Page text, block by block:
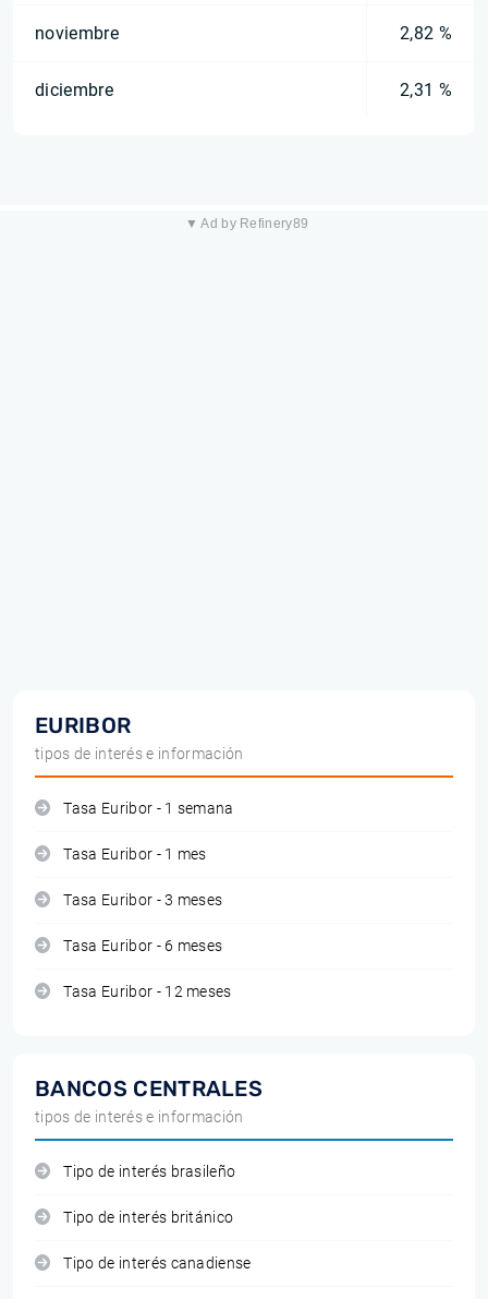
noviembre 2,82 %
diciembre 2,31 %
▼ Ad by Refinery89
EURIBOR
tipos de interés e información
Tasa Euribor - 1 semana
Tasa Euribor - 1 mes
Tasa Euribor - 3 meses
Tasa Euribor - 6 meses
Tasa Euribor - 12 meses
BANCOS CENTRALES
tipos de interés e información
Tipo de interés brasileño
Tipo de interés británico
Tipo de interés canadiense